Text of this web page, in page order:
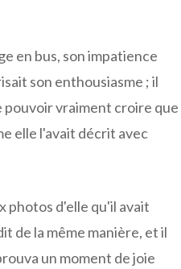
en bus, son impatience
son enthousiasme ; il
pouvoir vraiment croire que
elle l'avait décrit avec
photos d'elle qu'il avait
de la même manière, et il
un moment de joie